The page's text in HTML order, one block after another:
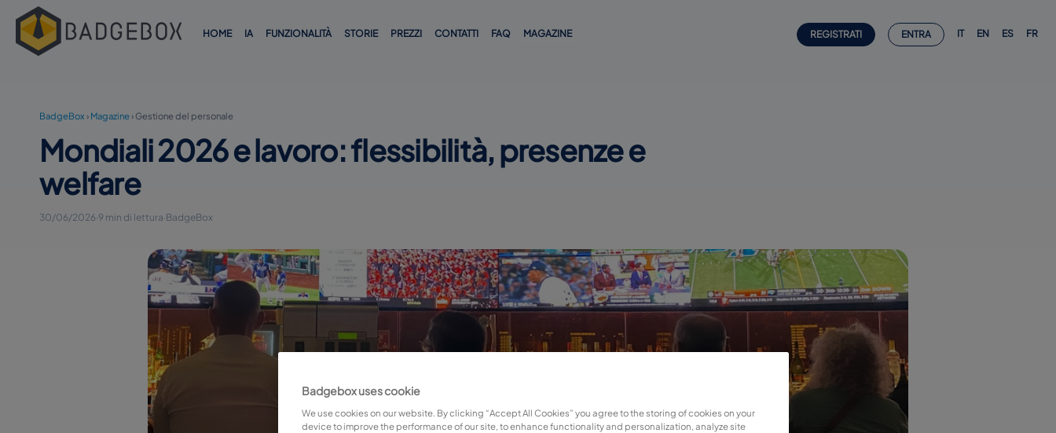
HOME IA FUNZIONALITÀ STORIE PREZZI CONTATTI FAQ MAGAZINE IT EN ES FR
REGISTRATI ENTRA
BadgeBox › Magazine › Gestione del personale
Mondiali 2026 e lavoro: flessibilità, presenze e
welfare
30/06/2026·9 min di lettura·BadgeBox
Badgebox uses cookie
We use cookies on our website. By clicking “Accept All Cookies” you agree to the storing of cookies on your
device to improve the performance of our site, to enhance functionality and personalization, analyze site